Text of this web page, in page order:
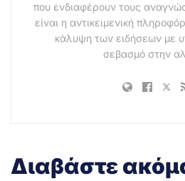
που ενδιαφέρουν τους
είναι η αντικειμενική
κάλυψη των ειδήσεων με
σεβασμό στην
Διαβάστε